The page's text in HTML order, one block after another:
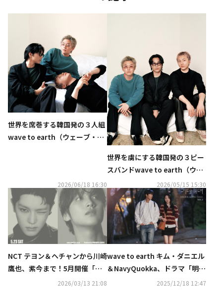
世界を席巻する韓国発の３人組
wave to earth（ウェーブ・ト
2026/06/18 16:30
世界を虜にする韓国発の３ピー
スバンドwave to earth（ウェ
ーブ・トゥ・アース）、新章の
幕開けを告げるニューシングル
「heaven and hell」をリリー
ス
2026/05/15 15:30
NCT テヨン＆ヘチャンから川崎
鷹也、紫今まで！5月開催「ソ
ウルジャズフェスティバル」に
2026/03/13 21:08
wave to earth キム・ダニエル
＆NavyQuokka、ドラマ「明日
はきっと」のOSTに参加！2曲
2025/12/18 12:47